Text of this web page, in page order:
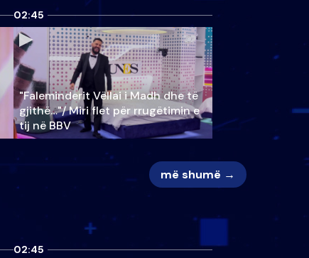
02:45
"Faleminderit Vëllai i Madh dhe të
gjithë…"/ Miri flet për rrugëtimin e
tij në BBV
më shumë →
02:45